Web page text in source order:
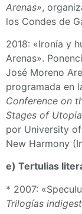
Arenas»,
los Condes de
2018: «Ironía y
Arenas».
José Moreno
programada en
Conference on
Stages of
por University
New Harmony
e) Tertulias
* 2007:
Trilogías